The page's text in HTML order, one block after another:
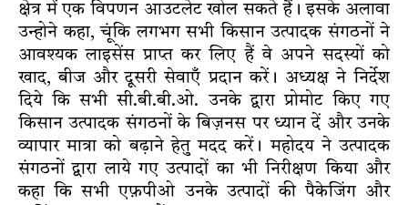
क्षेत्र में एक विपणन आउटलेट खोल सकते हैं। इसके अलावा
उन्होने कहा, चूंकि लगभग सभी किसान उत्पादक संगठनों ने
आवश्यक लाइसेंस प्राप्त कर लिए हैं वे अपने सदस्यों को
खाद, बीज और दूसरी सेवाएँ प्रदान करें। अध्यक्ष ने निर्देश
दिये कि सभी सी.बी.बी.ओ. उनके द्वारा प्रोमोट किए गए
किसान उत्पादक संगठनों के बिज़नस पर ध्यान दें और उनके
व्यापार मात्रा को बढ़ाने हेतु मदद करें। महोदय ने उत्पादक
संगठनों द्वारा लाये गए उत्पादों का भी निरीक्षण किया और
कहा कि सभी एफ़पीओ उनके उत्पादों की पैकेजिंग और